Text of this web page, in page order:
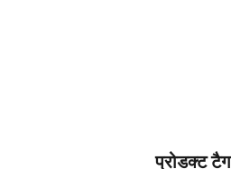
प्रोडक्ट टैग